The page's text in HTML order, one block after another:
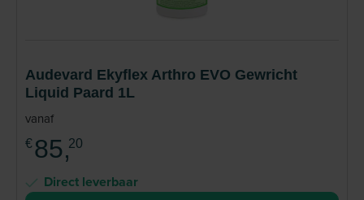
Audevard Ekyflex Arthro EVO Gewricht
Liquid Paard 1L
vanaf
€ 85,20
Direct leverbaar